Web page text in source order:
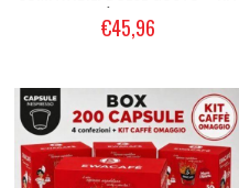
CAFFÈ OMAGGIO
€45,96